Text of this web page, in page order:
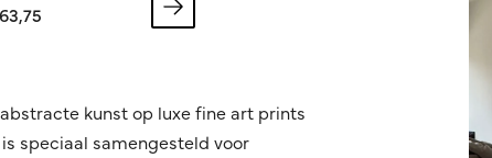
kunst op luxe fine art prints
speciaal samengesteld voor